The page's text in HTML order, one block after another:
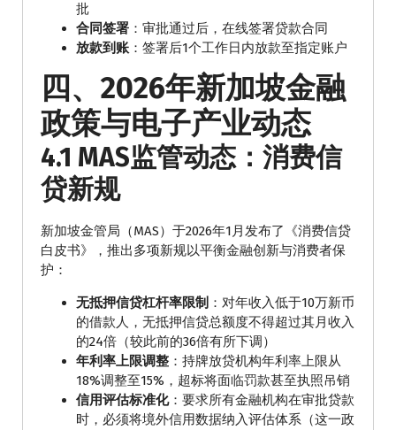
批
合同签署 ：审批通过后，在线签署贷款合同
放款到账 ：签署后1个工作日内放款至指定账户
四、2026年新加坡金融
政策与电子产业动态
4.1 MAS监管动态：消费信
贷新规
新加坡金管局（MAS）于2026年1月发布了《消费信贷
白皮书》，推出多项新规以平衡金融创新与消费者保
护：
无抵押信贷杠杆率限制 ：对年收入低于10万新币
的借款人，无抵押信贷总额度不得超过其月收入
的24倍（较此前的36倍有所下调）
年利率上限调整 ：持牌放贷机构年利率上限从
18%调整至15%，超标将面临罚款甚至执照吊销
信用评估标准化：要求所有金融机构在审批贷款
时，必须将境外信用数据纳入评估体系（这一政